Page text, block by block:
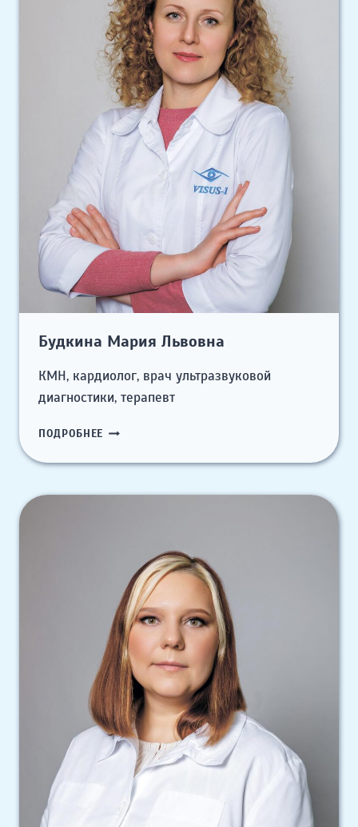
Будкина Мария Львовна
КМН, кардиолог, врач ультразвуковой
диагностики, терапевт
ПОДРОБНЕЕ БУДКИНА
ЛЬВОВНА